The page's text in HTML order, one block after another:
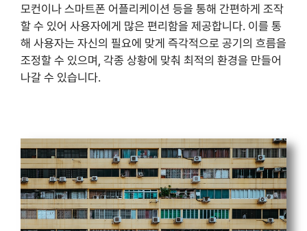
모컨이나 스마트폰 어플리케이션 등을 통해 간편하게 조작
할 수 있어 사용자에게 많은 편리함을 제공합니다. 이를 통
해 사용자는 자신의 필요에 맞게 즉각적으로 공기의 흐름을
조정할 수 있으며, 각종 상황에 맞춰 최적의 환경을 만들어
나갈 수 있습니다.